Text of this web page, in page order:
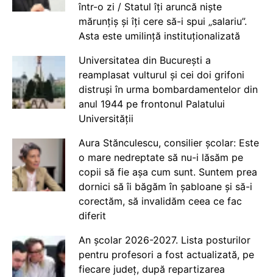
într-o zi / Statul îți aruncă niște
mărunțiș și îți cere să-i spui „salariu”.
Asta este umilință instituționalizată
Universitatea din București a
reamplasat vulturul și cei doi grifoni
distruși în urma bombardamentelor din
anul 1944 pe frontonul Palatului
Universității
Aura Stănculescu, consilier școlar: Este
o mare nedreptate să nu-i lăsăm pe
copii să fie așa cum sunt. Suntem prea
dornici să îi băgăm în șabloane și să-i
corectăm, să invalidăm ceea ce fac
diferit
An școlar 2026-2027. Lista posturilor
pentru profesori a fost actualizată, pe
fiecare județ, după repartizarea